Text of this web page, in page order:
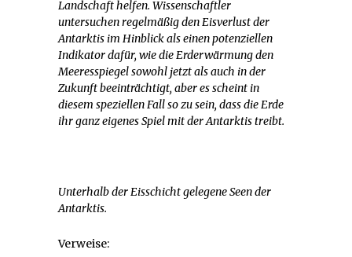
Landschaft helfen. Wissenschaftler
untersuchen regelmäßig den Eisverlust der
Antarktis im Hinblick als einen potenziellen
Indikator dafür, wie die Erderwärmung den
Meeresspiegel sowohl jetzt als auch in der
Zukunft beeinträchtigt, aber es scheint in
diesem speziellen Fall so zu sein, dass die Erde
ihr ganz eigenes Spiel mit der Antarktis treibt.
Unterhalb der Eisschicht gelegene Seen der
Antarktis.
Verweise: